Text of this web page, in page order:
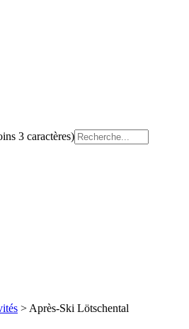
3 caractères)
>Après-Ski Lötschental